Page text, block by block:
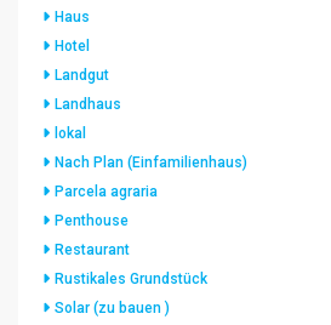
Haus
Hotel
Landgut
Landhaus
lokal
Nach Plan (Einfamilienhaus)
Parcela agraria
Penthouse
Restaurant
Rustikales Grundstück
Solar (zu bauen )